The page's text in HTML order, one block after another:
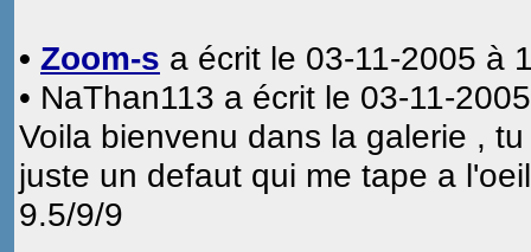
• Zoom-s a écrit le 03-11-2005 à
• NaThan113 a écrit le 03-11-
Voila bienvenu dans la galerie ,
juste un defaut qui me tape a
9.5/9/9